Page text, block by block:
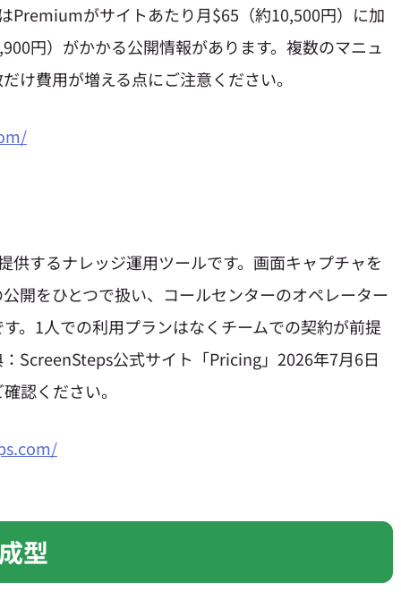
Premiumがサイトあたり月$65（約10,500円）に加
円）がかかる公開情報があります。複数のマニュ
け費用が増える点にご注意ください。
供するナレッジ運用ツールです。画面キャプチャを
開をひとつで扱い、コールセンターのオペレーター
。1人での利用プランはなくチームでの契約が前提
ScreenSteps公式サイト「Pricing」2026年7月6日
認ください。
型